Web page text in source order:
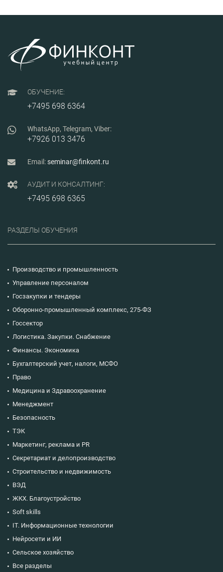
построения и аудита СМК
по требованиям
стандарта IATF
национальному стандарту
безопасности.
ОБУЧЕНИЕ:
+7495 698 6364
WhatsApp, Telegram, Viber:
+7926 013 3476
Email:seminar@finkont.ru
АУДИТ И КОНСАЛТИНГ:
+7495 698 6365
РАЗДЕЛЫ ОБУЧЕНИЯ
Производство и промышленность
Управление персоналом
Госзакупки и тендеры
Оборонно-промышленный комплекс, 275-ФЗ
Госсектор
Логистика. Закупки. Снабжение
Финансы. Экономика
Бухгалтерский учет, налоги, МСФО
Право
Медицина и Здравоохранение
Менеджмент
Безопасность
ТЭК
Маркетинг, реклама и PR
Секретариат и делопроизводство
Строительство и недвижимость
ВЭД
ЖКХ. Благоустройство
Soft skills
IT. Информационные технологии
Нейросети и ИИ
Сельское хозяйство
Все разделы